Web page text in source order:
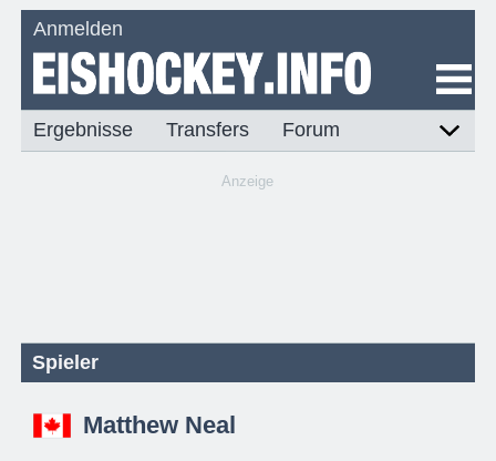
Anmelden
Ergebnisse Transfers Forum
Anzeige
Spieler
Matthew Neal